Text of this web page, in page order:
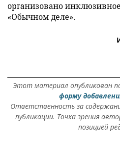
организовано
«Обычном деле».
Этот материал опубликован
форму
Ответственность за
публикации. Точка зрения
позицией